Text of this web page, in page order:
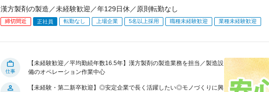
漢方製剤の製造／未経験歓迎／年129日休／原則転勤なし
締切間近 正社員 転勤なし 上場企業 5名以上採用 職種未経験歓迎 業種未経験歓迎
仕事
【未経験歓迎／平均勤続年数16.5年】漢方製剤の製造業務を担当／製造設
備のオペレーション作業中心
【未経験・第二新卒歓迎】◎安定企業で長く活躍したい◎モノづくりに興